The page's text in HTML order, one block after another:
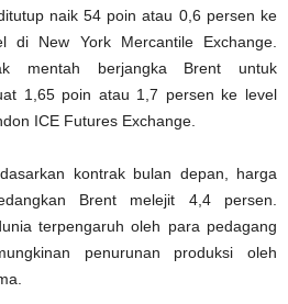
naik 54 poin atau 0,6 persen ke
di New York Mercantile Exchange.
mentah berjangka Brent untuk
1,65 poin atau 1,7 persen ke level
ICE Futures Exchange.
kontrak bulan depan, harga
Brent melejit 4,4 persen.
terpengaruh oleh para pedagang
penurunan produksi oleh